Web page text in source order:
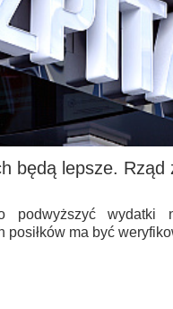
będą lepsze. Rząd
podwyższyć wydatki
posiłków ma być